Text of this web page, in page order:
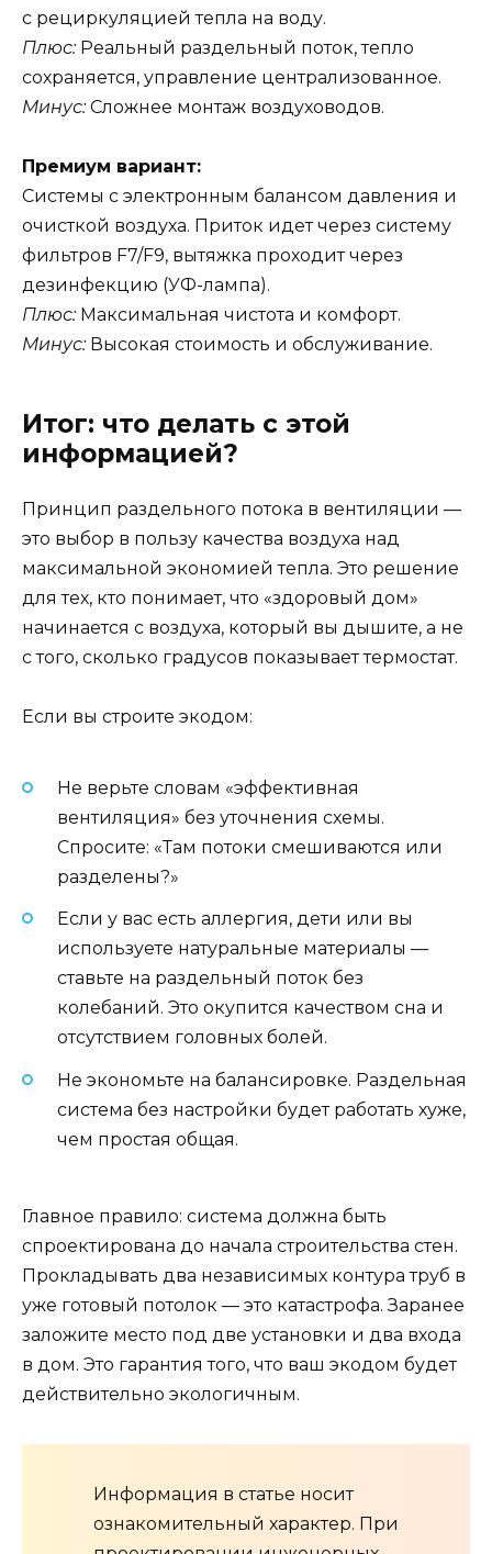
с рециркуляцией тепла на воду.
Плюс:Реальный раздельный поток, тепло
сохраняется, управление централизованное.
Минус:Сложнее монтаж воздуховодов.
Премиум вариант:
Системы с электронным балансом давления и
очисткой воздуха. Приток идет через систему
фильтров F7/F9, вытяжка проходит через
дезинфекцию (УФ-лампа).
Плюс:Максимальная чистота и комфорт.
Минус:Высокая стоимость и обслуживание.
Итог: что делать с этой
информацией?
Принцип раздельного потока в вентиляции —
это выбор в пользу качества воздуха над
максимальной экономией тепла. Это решение
для тех, кто понимает, что «здоровый дом»
начинается с воздуха, который вы дышите, а не
с того, сколько градусов показывает термостат.
Если вы строите экодом:
Не верьте словам «эффективная
вентиляция» без уточнения схемы.
Спросите: «Там потоки смешиваются или
разделены?»
Если у вас есть аллергия, дети или вы
используете натуральные материалы —
ставьте на раздельный поток без
колебаний. Это окупится качеством сна и
отсутствием головных болей.
Не экономьте на балансировке. Раздельная
система без настройки будет работать хуже,
чем простая общая.
Главное правило: система должна быть
спроектирована до начала строительства стен.
Прокладывать два независимых контура труб в
уже готовый потолок — это катастрофа. Заранее
заложите место под две установки и два входа
в дом. Это гарантия того, что ваш экодом будет
действительно экологичным.
Информация в статье носит
ознакомительный характер. При